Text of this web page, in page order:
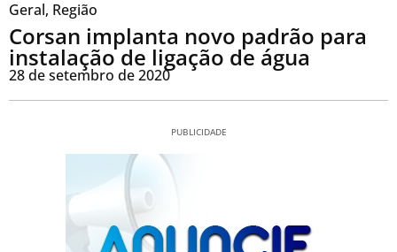
Geral, Região
Corsan implanta novo padrão para
instalação de ligação de água
28 de setembro de 2020
PUBLICIDADE